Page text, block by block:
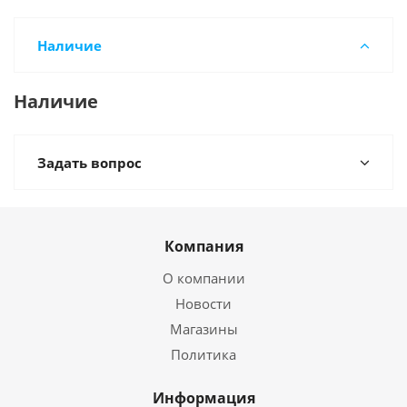
Наличие
Наличие
Задать вопрос
Компания
О компании
Новости
Магазины
Политика
Информация